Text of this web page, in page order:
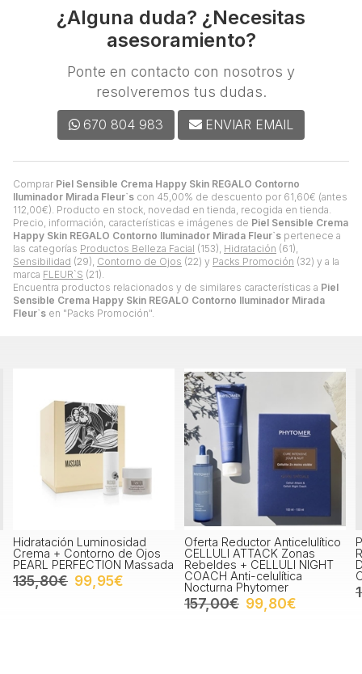
Comprar Piel Sensible Crema Happy Skin REGALO Contorno
Iluminador Mirada Fleur`s con 45,00% de descuento por 61,60€ (antes
112,00€). Producto en stock, novedad en tienda, recogida en tienda.
Precio, información, características e imágenes de Piel Sensible Crema
Happy Skin REGALO Contorno Iluminador Mirada Fleur`s pertenece a
las categorías Productos Belleza Facial (153), Hidratación (61),
Sensibilidad (29), Contorno de Ojos (22) y Packs Promoción (32) y a la
marca FLEUR`S (21).
Encuentra productos relacionados y de similares características a Piel
Sensible Crema Happy Skin REGALO Contorno Iluminador Mirada
Fleur`s en "Packs Promoción".
¿Alguna duda? ¿Necesitas
asesoramiento?
Ponte en contacto con nosotros y
resolveremos tus dudas.
670 804 983 ENVIAR EMAIL
Oferta Reductor Anticelulítico
CELLULI ATTACK Zonas
Rebeldes + CELLULI NIGHT
COACH Anti-celulítica
Nocturna Phytomer
Pack Antiedad con Retinal
Retinight & Daily Hi-Defense
Dry Touch Germaine de
Capuccini
121,40€ 88,60€